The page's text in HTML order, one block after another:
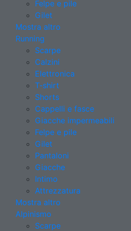
Felpe e pile
Gilet
Mostra altro
Running
Scarpe
Calzini
Elettronica
T-shirt
Shorts
Cappelli e fasce
Giacche impermeabili
Felpe e pile
Gilet
Pantaloni
Giacche
Intimo
Attrezzatura
Mostra altro
Alpinismo
Scarpe